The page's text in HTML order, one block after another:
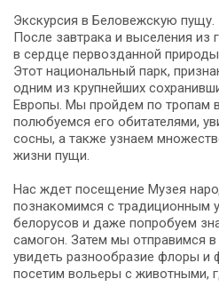
Экскурсия в Беловежскую пущу.
После завтрака и выселения из
в сердце первозданной
Этот национальный парк,
одним из крупнейших
Европы. Мы пройдем по тропам
полюбуемся его обитателями,
сосны, а также узнаем
жизни пущи.
Нас ждет посещение Музея
познакомимся с традиционным
белорусов и даже попробуем
самогон. Затем мы отправимся
увидеть разнообразие флоры и
посетим вольеры с животными,